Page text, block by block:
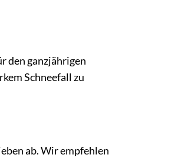
den ganzjährigen
Schneefall zu
ab. Wir empfehlen